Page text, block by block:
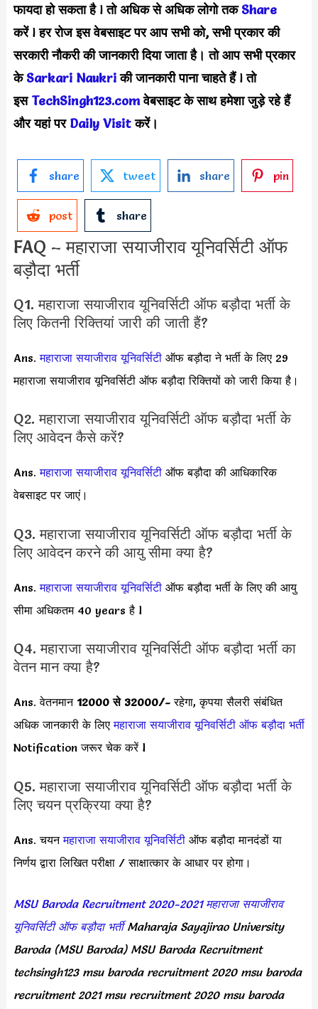
फायदा हो सकता है lतो अधिक से अधिक लोगो तकShare
करें lहर रोज इस वेबसाइट पर आप सभी को, सभी प्रकार की
सरकारी नौकरी की जानकारी दिया जाता है। तो आप सभी प्रकार
केSarkari Naukriकी जानकारी पाना चाहते हैंlतो
इस TechSingh123.comवेबसाइट के साथ हमेशा जुड़े रहे हैं
और यहां परDaily Visitकरें।
share tweet share pin
post share
FAQ – महाराजा सयाजीराव यूनिवर्सिटी ऑफ
बड़ौदा भर्ती
Q1. महाराजा सयाजीराव यूनिवर्सिटी ऑफ बड़ौदा भर्ती के
लिए कितनी रिक्तियां जारी की जाती हैं?
Ans.महाराजा सयाजीराव यूनिवर्सिटीऑफ बड़ौदा ने भर्ती के लिए 29
महाराजा सयाजीराव यूनिवर्सिटी ऑफ बड़ौदा रिक्तियों को जारी किया है।
Q2. महाराजा सयाजीराव यूनिवर्सिटी ऑफ बड़ौदा भर्ती के
लिए आवेदन कैसे करें?
Ans.महाराजा सयाजीराव यूनिवर्सिटीऑफ बड़ौदा की आधिकारिक
वेबसाइट पर जाएं।
Q3. महाराजा सयाजीराव यूनिवर्सिटी ऑफ बड़ौदा भर्ती के
लिए आवेदन करने की आयु सीमा क्या है?
Ans.महाराजा सयाजीराव यूनिवर्सिटीऑफ बड़ौदा भर्ती के लिए की आयु
सीमा अधिकतम 40 years है l
Q4. महाराजा सयाजीराव यूनिवर्सिटी ऑफ बड़ौदा भर्ती का
वेतन मान क्या है?
Ans. वेतनमान 12000 से 32000/-रहेगा, कृपया सैलरी संबंधित
अधिक जानकारी के लिएमहाराजा सयाजीराव यूनिवर्सिटी ऑफ बड़ौदा भर्ती
Notification जरूर चेक करें l
Q5. महाराजा सयाजीराव यूनिवर्सिटी ऑफ बड़ौदा भर्ती के
लिए चयन प्रक्रिया क्या है?
Ans. चयनमहाराजा सयाजीराव यूनिवर्सिटीऑफ बड़ौदा मानदंडों या
निर्णय द्वारा लिखित परीक्षा / साक्षात्कार के आधार पर होगा।
MSU Baroda Recruitment 2020-2021 महाराजा सयाजीराव
यूनिवर्सिटी ऑफ बड़ौदा भर्तीMaharaja Sayajirao University
Baroda (MSU Baroda) MSU Baroda Recruitment
techsingh123 msu baroda recruitment 2020 msu baroda
recruitment 2021 msu recruitment 2020 msu baroda